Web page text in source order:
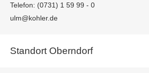
Telefon: (0731) 1 59 99 - 0
ulm@kohler.de​
Standort Oberndorf